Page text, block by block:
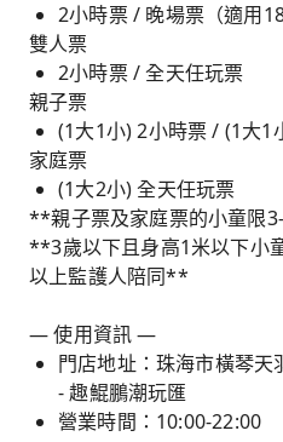
2小時票 / 晚場票（適用
雙人票
2小時票 / 全天任玩票
親子票
(1大1小) 2小時票 / (1大1
家庭票
(1大2小) 全天任玩票
**親子票及家庭票的小童限
**3歲以下且身高1米以下小
以上監護人陪同**
— 使用資訊 —
門店地址：珠海市橫琴
- 趣鯤鵬潮玩匯
營業時間：10:00-22:00